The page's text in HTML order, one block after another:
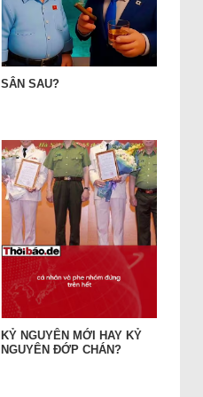
SÂN SAU?
KỶ NGUYÊN MỚI HAY KỶ
NGUYÊN ĐỚP CHÁN?